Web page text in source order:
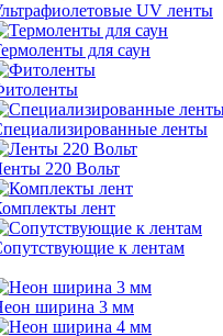
UV ленты
для саун
ленты
220 Вольт
лент
к лентам
ширина 3 мм